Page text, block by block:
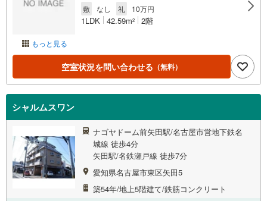
もっと見る
敷
なし 礼 10万円
1LDK 42.59m2 2階
空室状況を問い合わせる （無料）
シャルムスワン
ナゴヤドーム前矢田駅/名古屋市営地下鉄名
城線 徒歩4分
矢田駅/名鉄瀬戸線 徒歩7分
愛知県名古屋市東区矢田5
築54年/地上5階建て/鉄筋コンクリート